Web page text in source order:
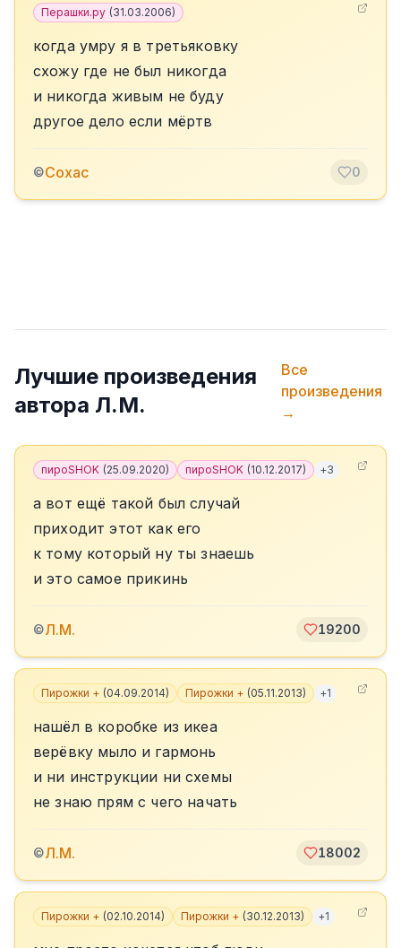
Перашки.ру (31.03.2006)
когда умру я в третьяковку
схожу где не был никогда
и никогда живым не буду
другое дело если мёртв
©Сохас 0
Лучшие произведения
автора Л.М.
Все
произведения
→
пироSHOK (25.09.2020) пироSHOK (10.12.2017) +3
а вот ещё такой был случай
приходит этот как его
к тому который ну ты знаешь
и это самое прикинь
©Л.М. 19200
Пирожки + (04.09.2014) Пирожки + (05.11.2013) +1
нашёл в коробке из икеа
верёвку мыло и гармонь
и ни инструкции ни схемы
не знаю прям с чего начать
©Л.М. 18002
Пирожки + (02.10.2014) Пирожки + (30.12.2013) +1